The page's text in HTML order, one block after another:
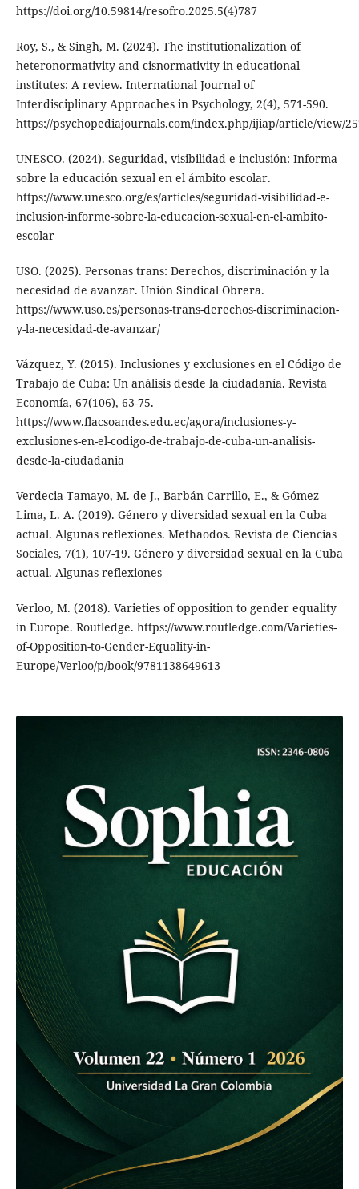
https://doi.org/10.59814/resofro.2025.5(4)787
Roy, S., & Singh, M. (2024). The institutionalization of
heteronormativity and cisnormativity in educational
institutes: A review. International Journal of
Interdisciplinary Approaches in Psychology, 2(4), 571-590.
https://psychopediajournals.com/index.php/ijiap/article/view/
UNESCO. (2024). Seguridad, visibilidad e inclusión: Informa
sobre la educación sexual en el ámbito escolar.
https://www.unesco.org/es/articles/seguridad-visibilidad-e-
inclusion-informe-sobre-la-educacion-sexual-en-el-ambito-
escolar
USO. (2025). Personas trans: Derechos, discriminación y la
necesidad de avanzar. Unión Sindical Obrera.
https://www.uso.es/personas-trans-derechos-discriminacion-
y-la-necesidad-de-avanzar/
Vázquez, Y. (2015). Inclusiones y exclusiones en el Código de
Trabajo de Cuba: Un análisis desde la ciudadanía. Revista
Economía, 67(106), 63-75.
https://www.flacsoandes.edu.ec/agora/inclusiones-y-
exclusiones-en-el-codigo-de-trabajo-de-cuba-un-analisis-
desde-la-ciudadania
Verdecia Tamayo, M. de J., Barbán Carrillo, E., & Gómez
Lima, L. A. (2019). Género y diversidad sexual en la Cuba
actual. Algunas reflexiones. Methaodos. Revista de Ciencias
Sociales, 7(1), 107-19. Género y diversidad sexual en la Cuba
actual. Algunas reflexiones
Verloo, M. (2018). Varieties of opposition to gender equality
in Europe. Routledge. https://www.routledge.com/Varieties-
of-Opposition-to-Gender-Equality-in-
Europe/Verloo/p/book/9781138649613